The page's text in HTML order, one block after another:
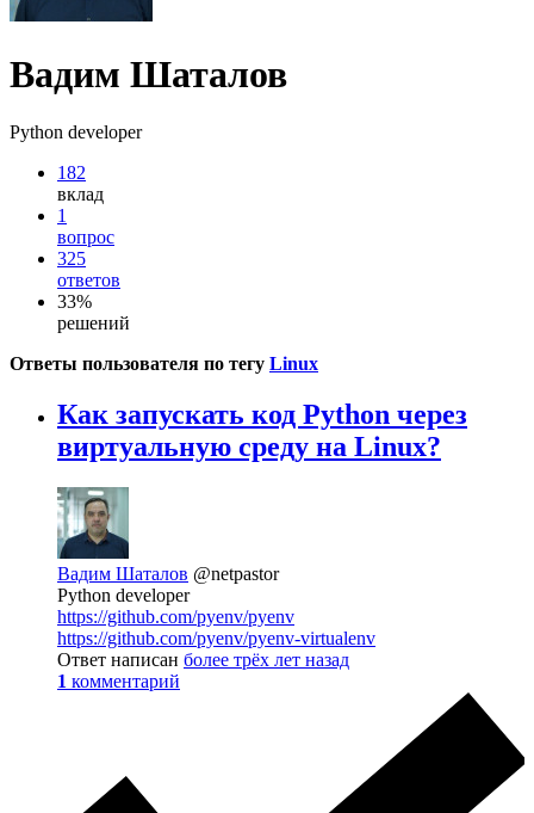
Вадим Шаталов
Python developer
182
вклад
1
вопрос
325
ответов
33%
решений
Ответы пользователя по тегу Linux
Как запускать код Python через
виртуальную среду на Linux?
Вадим Шаталов @netpastor
Python developer
https://github.com/pyenv/pyenv
https://github.com/pyenv/pyenv-virtualenv
Ответ написан более трёх лет назад
1 комментарий